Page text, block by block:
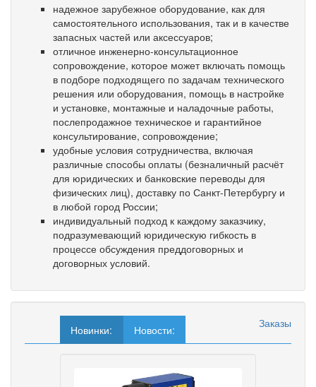
надежное зарубежное оборудование, как для
самостоятельного использования, так и в качестве
запасных частей или аксессуаров;
отличное инженерно-консультационное
сопровождение, которое может включать помощь
в подборе подходящего по задачам технического
решения или оборудования, помощь в настройке
и установке, монтажные и наладочные работы,
послепродажное техническое и гарантийное
консультирование, сопровождение;
удобные условия сотрудничества, включая
различные способы оплаты (безналичный расчёт
для юридических и банковские переводы для
физических лиц), доставку по Санкт-Петербургу и
в любой город России;
индивидуальный подход к каждому заказчику,
подразумевающий юридическую гибкость в
процессе обсуждения преддоговорных и
договорных условий.
Заказы
Новинки: Новости: